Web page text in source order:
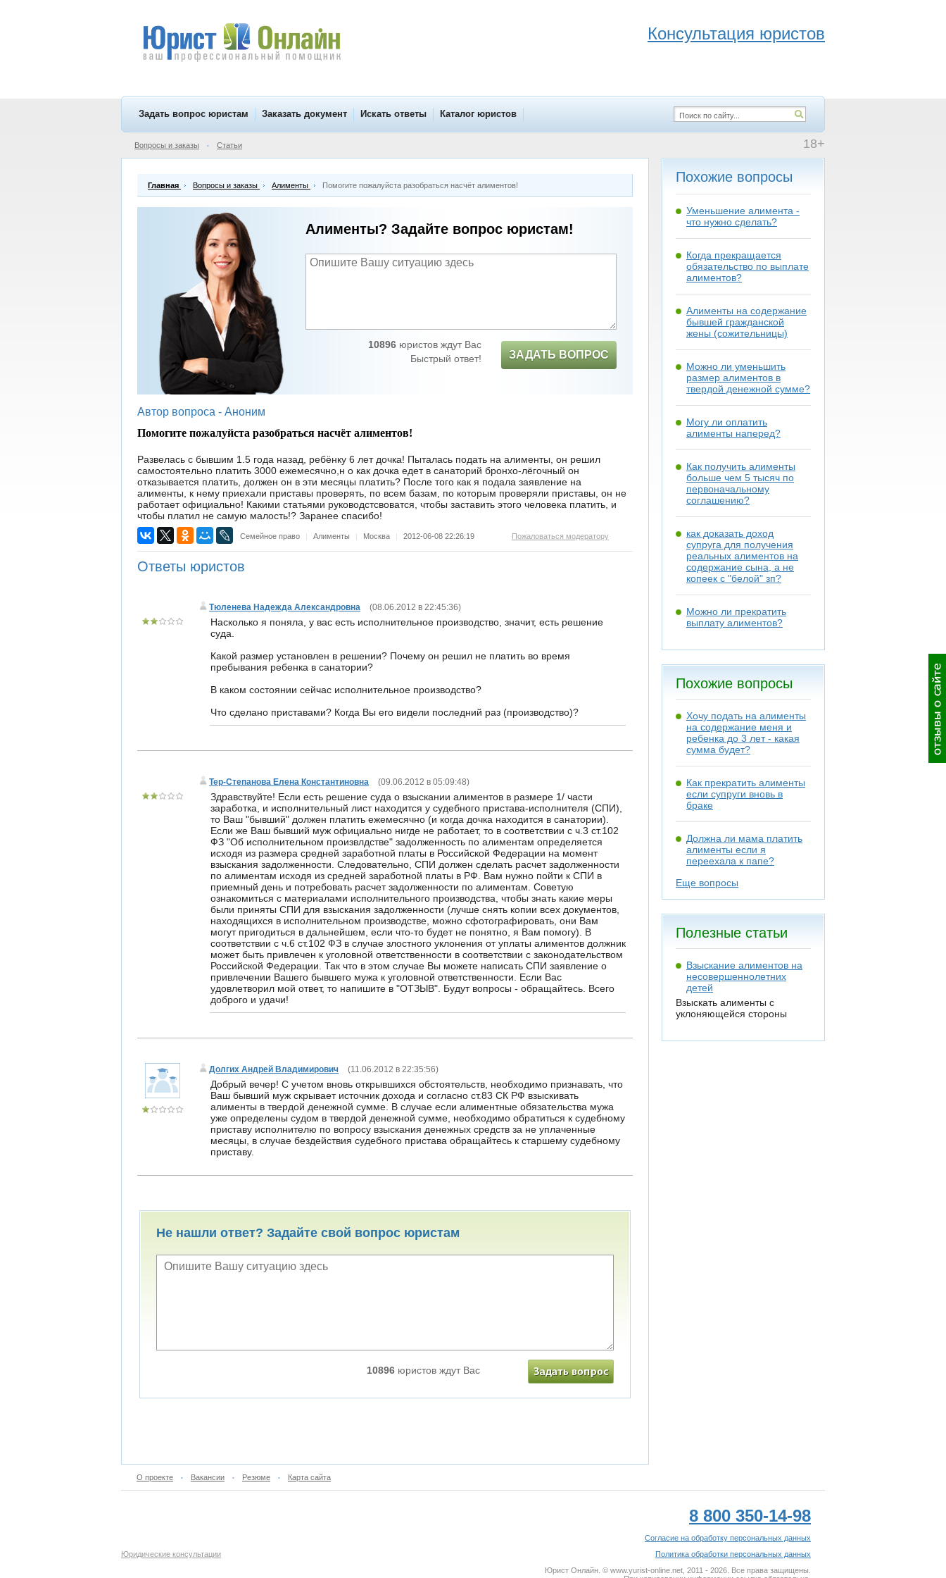
Консультация юристов
Задать вопрос юристам Заказать документ Искать ответы Каталог юристов
18+
Вопросы и заказы • Статьи
Главная Вопросы и заказы Алименты Помогите пожалуйста разобраться насчёт алиментов!
Алименты? Задайте вопрос юристам!
10896юристов ждут Вас
Быстрый ответ!
ЗАДАТЬ ВОПРОС
Автор вопроса - Аноним
Помогите пожалуйста разобраться насчёт алиментов!
Развелась с бывшим 1.5 года назад, ребёнку 6 лет дочка! Пыталась подать на алименты, он решил
самостоятельно платить 3000 ежемесячно,н о как дочка едет в санаторий бронхо-лёгочный он
отказывается платить, должен он в эти месяцы платить? После того как я подала заявление на
алименты, к нему приехали приставы проверять, по всем базам, по которым проверяли приставы, он не
работает официально! Какими статьями руководстсвоватся, чтобы заставить этого человека платить, и
чтобы платил не самую малость!? Заранее спасибо!
Семейное право | Алименты | Москва | 2012-06-08 22:26:19 Пожаловаться модератору
Ответы юристов
Тюленева Надежда Александровна (08.06.2012 в 22:45:36)
Насколько я поняла, у вас есть исполнительное производство, значит, есть решение
суда.
Какой размер установлен в решении? Почему он решил не платить во время
пребывания ребенка в санатории?
В каком состоянии сейчас исполнительное производство?
Что сделано приставами? Когда Вы его видели последний раз (производство)?
Тер-Степанова Елена Константиновна (09.06.2012 в 05:09:48)
Здравствуйте! Если есть решение суда о взыскании алиментов в размере 1/ части
заработка, и исполнительный лист находится у судебного пристава-исполнителя (СПИ),
то Ваш "бывший" должен платить ежемесячно (и когда дочка находится в санатории).
Если же Ваш бывший муж официально нигде не работает, то в соответствии с ч.3 ст.102
ФЗ "Об исполнительном произвлдстве" задолженность по алиментам определяется
исходя из размера средней заработной платы в Российской Федерации на момент
взыскания задолженности. Следовательно, СПИ должен сделать расчет задолженности
по алиментам исходя из средней заработной платы в РФ. Вам нужно пойти к СПИ в
приемный день и потребовать расчет задолженности по алиментам. Советую
ознакомиться с материалами исполнительного производства, чтобы знать какие меры
были приняты СПИ для взыскания задолженности (лучше снять копии всех документов,
находящихся в исполнительном производстве, можно сфотографировать, они Вам
могут пригодиться в дальнейшем, если что-то будет не понятно, я Вам помогу). В
соответствии с ч.6 ст.102 ФЗ в случае злостного уклонения от уплаты алиментов должник
может быть привлечен к уголовной ответственности в соответствии с законодательством
Российской Федерации. Так что в этом случае Вы можете написать СПИ заявление о
привлечении Вашего бывшего мужа к уголовной ответственности. Если Вас
удовлетворил мой ответ, то напишите в "ОТЗЫВ". Будут вопросы - обращайтесь. Всего
доброго и удачи!
Долгих Андрей Владимирович (11.06.2012 в 22:35:56)
Добрый вечер! С учетом вновь открывшихся обстоятельств, необходимо признавать, что
Ваш бывший муж скрывает источник дохода и согласно ст.83 СК РФ взыскивать
алименты в твердой денежной сумме. В случае если алиментные обязательства мужа
уже определены судом в твердой денежной сумме, необходимо обратиться к судебному
приставу исполнителю по вопросу взыскания денежных средств за не уплаченные
месяцы, в случае бездействия судебного пристава обращайтесь к старшему судебному
приставу.
Не нашли ответ? Задайте свой вопрос юристам
10896 юристов ждут Вас
Похожие вопросы
Уменьшение алимента -
что нужно сделать?
Когда прекращается
обязательство по выплате
алиментов?
Алименты на содержание
бывшей гражданской
жены (сожительницы)
Можно ли уменьшить
размер алиментов в
твердой денежной сумме?
Могу ли оплатить
алименты наперед?
Как получить алименты
больше чем 5 тысяч по
первоначальному
соглашению?
как доказать доход
супруга для получения
реальных алиментов на
содержание сына, а не
копеек с "белой" зп?
Можно ли прекратить
выплату алиментов?
Похожие вопросы
Хочу подать на алименты
на содержание меня и
ребенка до 3 лет - какая
сумма будет?
Как прекратить алименты
если супруги вновь в
браке
Должна ли мама платить
алименты если я
переехала к папе?
Еще вопросы
Полезные статьи
Взыскание алиментов на
несовершеннолетних
детей
Взыскать алименты с
уклоняющейся стороны
О проекте • Вакансии • Резюме • Карта сайта
Юридические консультации
8 800 350-14-98
Согласие на обработку персональных данных
Политика обработки персональных данных
Юрист Онлайн. © www.yurist-online.net, 2011 - 2026. Все права защищены.